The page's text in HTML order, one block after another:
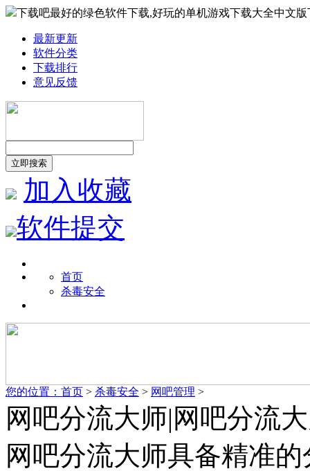
下载吧最好的绿色软件下载,好玩的单机游戏下载大全中文版
最新更新
软件分类
下载排行
意见反馈
加入收藏
软件提交
首页
杀毒安全
您的位置： 首页 > 杀毒安全 > 网吧管理 >
网吧分流大师|网吧分流
网吧分流大师具备精准